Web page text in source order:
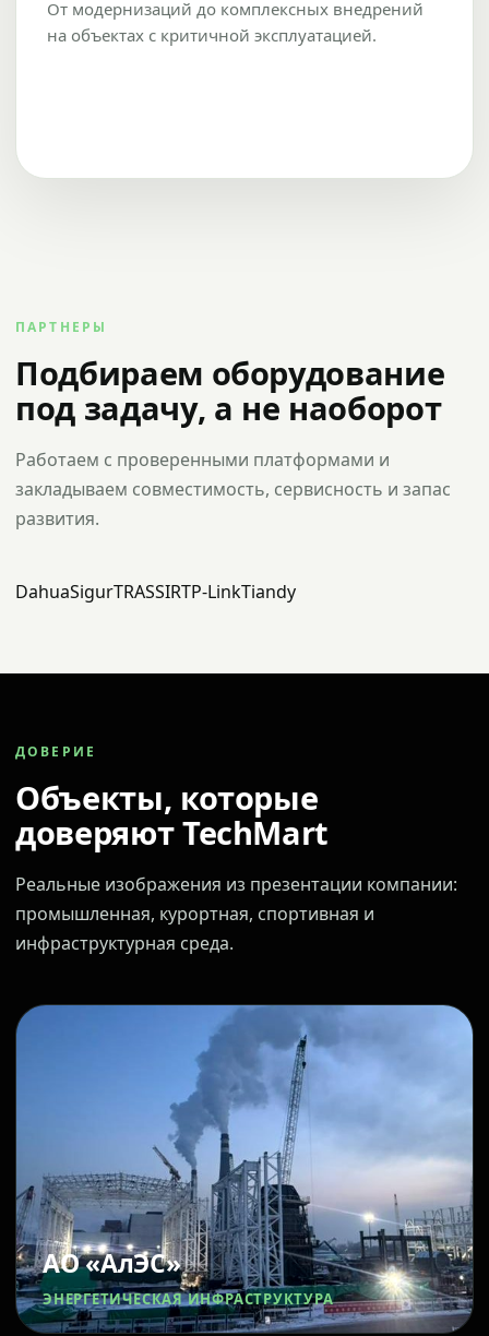
От модернизаций до комплексных внедрений
на объектах с критичной эксплуатацией.
ПАРТНЕРЫ
Подбираем оборудование
под задачу, а не наоборот
Работаем с проверенными платформами и
закладываем совместимость, сервисность и запас
развития.
DahuaSigurTRASSIRTP-LinkTiandy
ДОВЕРИЕ
Объекты, которые
доверяют TechMart
Реальные изображения из презентации компании:
промышленная, курортная, спортивная и
инфраструктурная среда.
АО «АлЭС»
ЭНЕРГЕТИЧЕСКАЯ ИНФРАСТРУКТУРА